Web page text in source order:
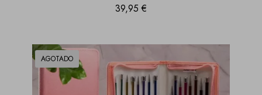
39,95 €
AGOTADO